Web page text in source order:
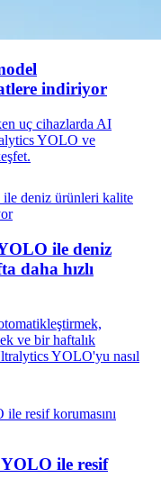
indiriyor
uç cihazlarda AI
YOLO ve
ile deniz
daha hızlı
ve bir haftalık
YOLO'yu nasıl
ile resif